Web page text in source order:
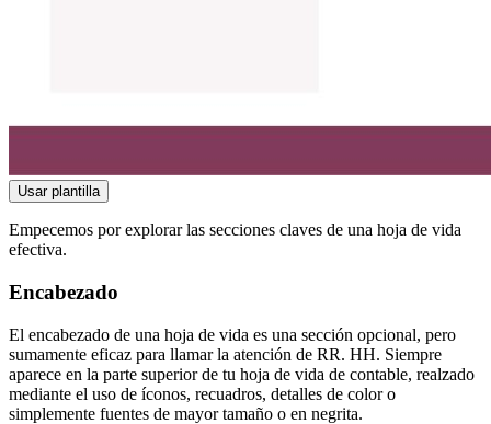
Usar plantilla
Empecemos por explorar las secciones claves de una hoja de vida
efectiva.
Encabezado
El encabezado de una hoja de vida es una sección opcional, pero
sumamente eficaz para llamar la atención de RR. HH. Siempre
aparece en la parte superior de tu hoja de vida de contable, realzado
mediante el uso de íconos, recuadros, detalles de color o
simplemente fuentes de mayor tamaño o en negrita.